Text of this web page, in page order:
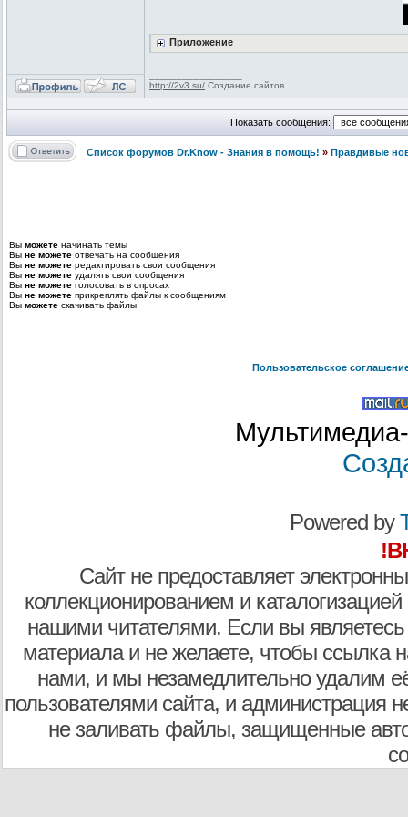
Приложение
http://2v3.su/ Создание сайтов
Показать сообщения:
Список форумов Dr.Know - Знания в помощь! » Правдивые
Вы можете начинать темы
Вы не можете отвечать на сообщения
Вы не можете редактировать свои сообщения
Вы не можете удалять свои сообщения
Вы не можете голосовать в опросах
Вы не можете прикреплять файлы к сообщениям
Вы можете скачивать файлы
Пользовательское
Powered by
Сайт не предоставляет
коллекционированием и
нашими читателями. Если вы являетесь
материала и не желаете, чтобы ссылка
нами, и мы незамедлительно удалим
пользователями сайта, и администрация
не заливать файлы, защищенные